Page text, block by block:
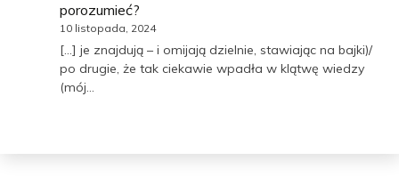
porozumieć?
10 listopada, 2024
[…] je znajdują – i omijają dzielnie, stawiając na bajki)/
po drugie, że tak ciekawie wpadła w klątwę wiedzy
(mój…